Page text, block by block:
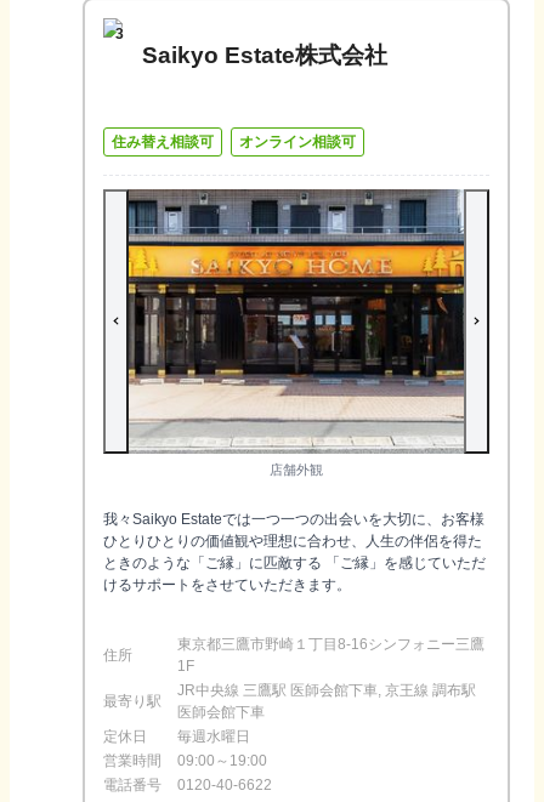
3
Saikyo Estate株式会社
住み替え相談可 オンライン相談可
店舗外観
我々Saikyo Estateでは一つ一つの出会いを大切に、お客様
ひとりひとりの価値観や理想に合わせ、人生の伴侶を得た
ときのような「ご縁」に匹敵する 「ご縁」を感じていただ
けるサポートをさせていただきます。
住所
東京都三鷹市野崎１丁目8-16シンフォニー三鷹
1F
最寄り駅
JR中央線 三鷹駅 医師会館下車, 京王線 調布駅
医師会館下車
定休日
毎週水曜日
営業時間
09:00～19:00
電話番号
0120-40-6622